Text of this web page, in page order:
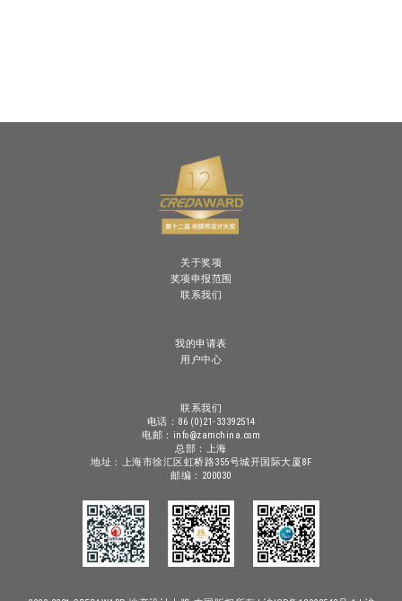
关于奖项
奖项申报范围
联系我们
我的申请表
用户中心
联系我们
电话：86 (0)21-33392514
电邮：info@zamchina.com
总部：上海
地址：上海市徐汇区虹桥路355号城开国际大厦8F
邮编：200030